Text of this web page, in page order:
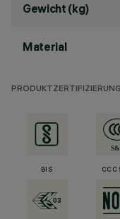
Gewicht (kg)
Material
PRODUKTZERTIFIZIERUNG
BIS CCC